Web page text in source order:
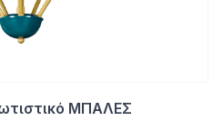
ΜΠΑΛΕΣ